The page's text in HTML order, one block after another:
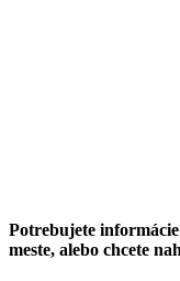
Potrebujete
meste, alebo chcete